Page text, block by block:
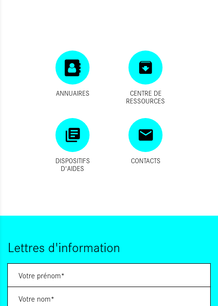
ANNUAIRES
CENTRE DE
RESSOURCES
DISPOSITIFS
D'AIDES
CONTACTS
Lettres d'information